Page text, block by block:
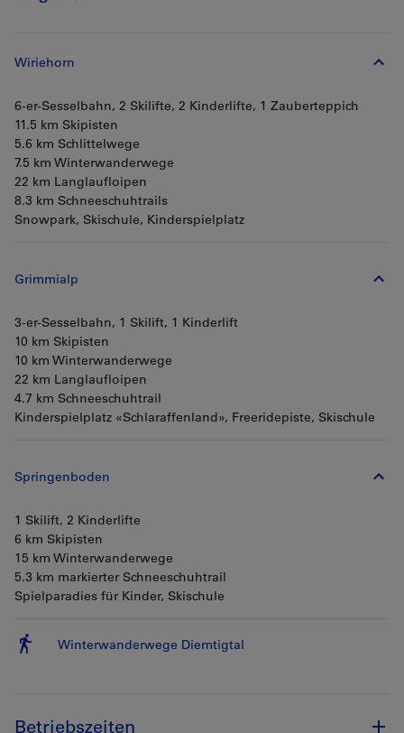
Wiriehorn
6-er-Sesselbahn, 2 Skilifte, 2 Kinderlifte, 1 Zauberteppich
11.5 km Skipisten
5.6 km Schlittelwege
7.5 km Winterwanderwege
22 km Langlaufloipen
8.3 km Schneeschuhtrails
Snowpark, Skischule, Kinderspielplatz
Grimmialp
3-er-Sesselbahn, 1 Skilift, 1 Kinderlift
10 km Skipisten
10 km Winterwanderwege
22 km Langlaufloipen
4.7 km Schneeschuhtrail
Kinderspielplatz «Schlaraffenland», Freeridepiste, Skischule
Springenboden
1 Skilift, 2 Kinderlifte
6 km Skipisten
15 km Winterwanderwege
5.3 km markierter Schneeschuhtrail
Spielparadies für Kinder, Skischule
Winterwanderwege Diemtigtal
Betriebszeiten